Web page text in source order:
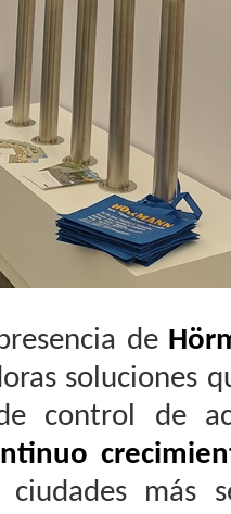
de
soluciones
control de
más